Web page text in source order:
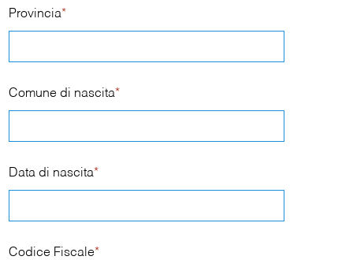
Provincia*
Comune di nascita*
Data di nascita*
Codice Fiscale*